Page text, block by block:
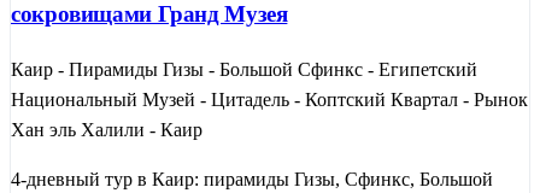
сокровищами Гранд Музея
Каир - Пирамиды Гизы - Большой Сфинкс - Египетский
Национальный Музей - Цитадель - Коптский Квартал - Рынок
Хан эль Халили - Каир
4-дневный тур в Каир: пирамиды Гизы, Сфинкс, Большой